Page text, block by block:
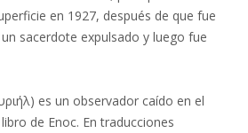
en 1927, después de que fue
sacerdote expulsado y luego fue
de Enoc. En traducciones